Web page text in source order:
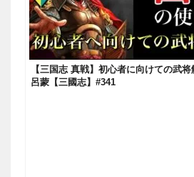
【三国志 真戦】初心者に向けての武
呂蒙【三國志】#341